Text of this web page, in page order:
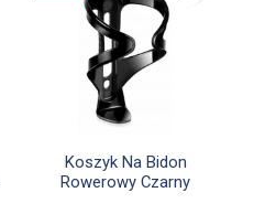
Szybki podgląd
Koszyk Na Bidon
Rowerowy Czarny